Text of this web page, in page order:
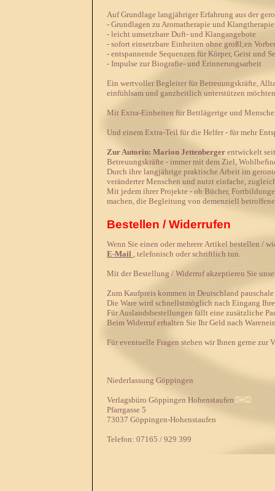
Auf Grundlage langjähriger Erfahrung aus der
- Grundlagen zu Aromatherapie und Klangtherapie
- leicht umsetzbare Duft- und Klangangebote
- sofort einsetzbare Einheiten ohne großl;en
- entspannende Sequenzen für Körper, Geist und
- Impulse zur Biografie- und Erinnerungsarbeit
Ein wertvoller Begleiter für Betreuungskräfte,
einfühlsam und ganzheitlich unterstützen
Mit Extra-Einheiten für Bettlägerige und
Und einem Extra-Teil für die Helfer - für mehr
Zur Autorin: Marion Jettenberger entwickelt
Betreuungskräfte - immer mit dem Ziel,
Durch ihre langjährige praktische Arbeit im
veränderter Menschen und nutzt einfache,
Mit jedem ihrer Projekte - ob Bücher,
machen, die Begleitung von demenziell
Bestellen / Widerrufen
Wenn Sie einen oder mehrere Artikel bestellen /
E-Mail , telefonisch oder schriftlich tun.
Mit der Bestellung / Widerruf akzeptieren Sie
Zum Kaufpreis kommen in Deutschland
Die Ware wird schnellstmöglich nach Eingang
Für Auslandsbestellungen fällt eine zusätzliche
Beim Widerruf erhalten Sie Ihr Geld nach
Für eventuelle Fragen stehen wir Ihnen gerne zur
Niederlassung Göppingen
Verlagsbüro Göppingen Hohenstaufen
Pfarrgasse 5
73037 Göppingen-Hohenstaufen
Telefon: 07165 / 929 399